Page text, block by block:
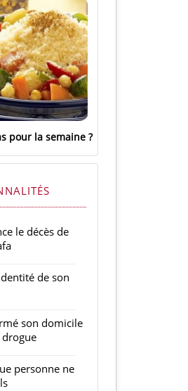
pour la semaine
le décès de
de son
son domicile
personne ne